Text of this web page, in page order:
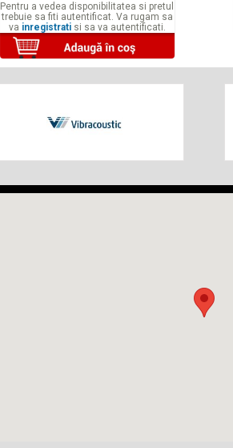
Pentru a vedea disponibilitatea si pretul
trebuie sa fiti autentificat. Va rugam sa
va inregistratisi sa va autentificati.